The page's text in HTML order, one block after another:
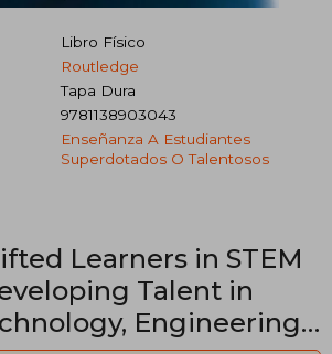
Libro Físico
Routledge
Tapa Dura
9781138903043
Enseñanza A Estudiantes
Superdotados O Talentosos
Learners in STEM
Talent in
Engineering